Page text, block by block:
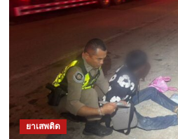
ยาเสพติด